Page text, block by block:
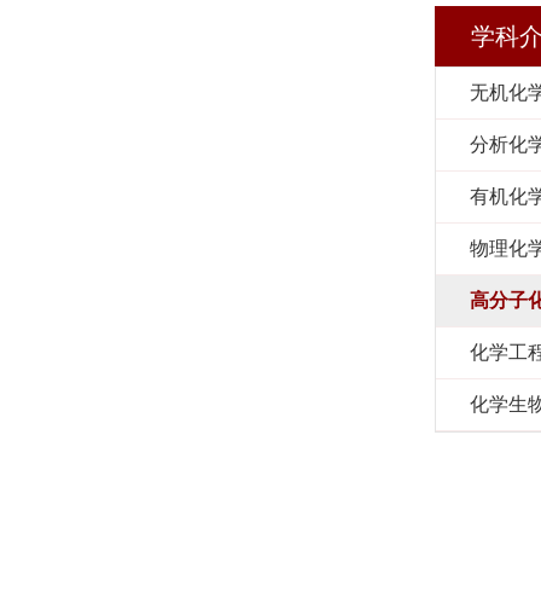
学科
无机化
分析化
有机化
物理化
高分子
化学工
化学生